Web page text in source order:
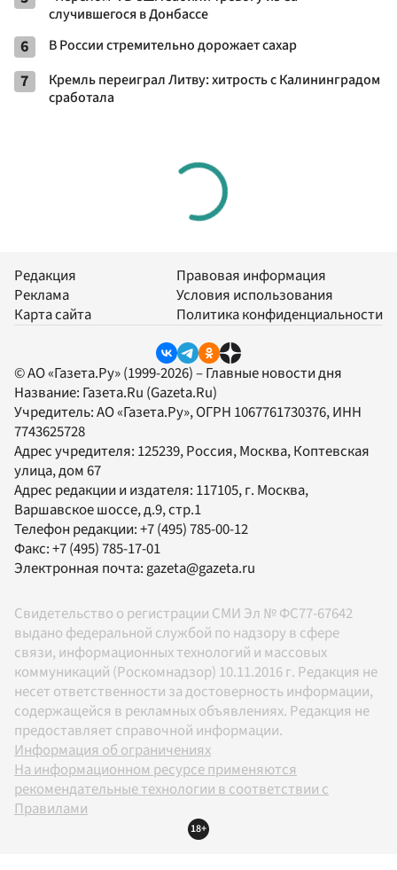
случившегося в Донбассе
6 В России стремительно дорожает сахар
7
Кремль переиграл Литву: хитрость с Калининградом
сработала
Редакция
Реклама
Карта сайта
Правовая информация
Условия использования
Политика конфиденциальности
© АО «Газета.Ру» (1999-2026) – Главные новости дня
Название: Газета.Ru (Gazeta.Ru)
Учредитель:АО «Газета.Ру», ОГРН 1067761730376, ИНН
7743625728
Адрес учредителя: 125239, Россия, Москва, Коптевская
улица, дом 67
Адрес редакции и издателя: 117105, г. Москва,
Варшавское шоссе, д.9, стр.1
Телефон редакции:+7 (495) 785-00-12
Факс:+7 (495) 785-17-01
Электронная почта:gazeta@gazeta.ru
Свидетельство о регистрации СМИ Эл № ФС77-67642
выдано федеральной службой по надзору в сфере
связи, информационных технологий и массовых
коммуникаций (Роскомнадзор) 10.11.2016 г. Редакция не
несет ответственности за достоверность информации,
содержащейся в рекламных объявлениях. Редакция не
предоставляет справочной информации.
Информация об ограничениях
На информационном ресурсе применяются
рекомендательные технологии в соответствии с
Правилами
18+